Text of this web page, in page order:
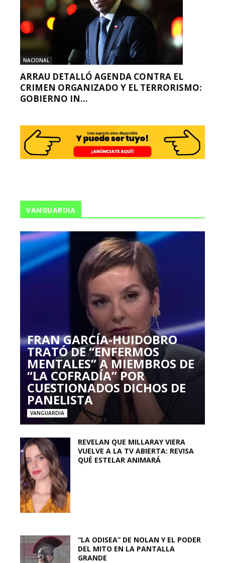
NACIONAL
ARRAU DETALLÓ AGENDA CONTRA EL
CRIMEN ORGANIZADO Y EL TERRORISMO:
GOBIERNO IN...
VANGUARDIA
FRAN GARCÍA-HUIDOBRO
TRATÓ DE “ENFERMOS
MENTALES” A MIEMBROS DE
“LA COFRADÍA” POR
CUESTIONADOS DICHOS DE
PANELISTA
VANGUARDIA
REVELAN QUE MILLARAY VIERA
VUELVE A LA TV ABIERTA: REVISA
QUÉ ESTELAR ANIMARÁ
“LA ODISEA” DE NOLAN Y EL PODER
DEL MITO EN LA PANTALLA
GRANDE